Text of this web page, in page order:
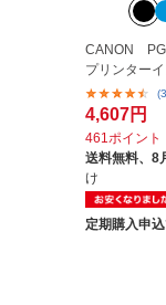
CANON
プリンター
4,607円
461ポイント
送料無料、 8
け
定期購入申